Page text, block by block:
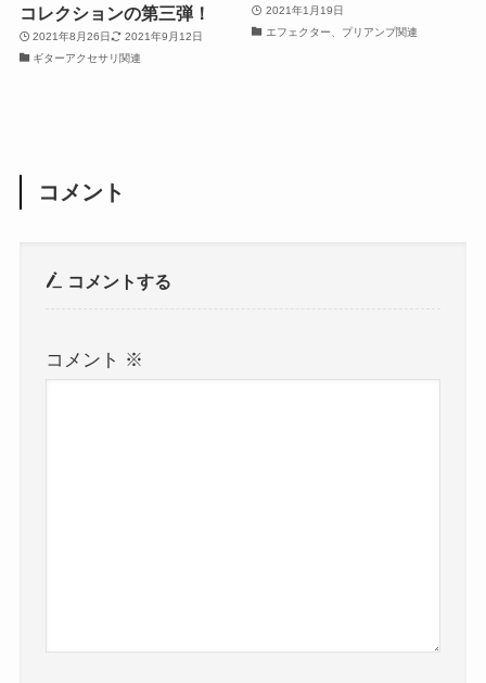
コレクションの第三弾！
2021年8月26日
2021年9月12日
ギターアクセサリ関連
2021年1月19日
エフェクター、プリアンプ関連
コメント
コメントする
コメント ※